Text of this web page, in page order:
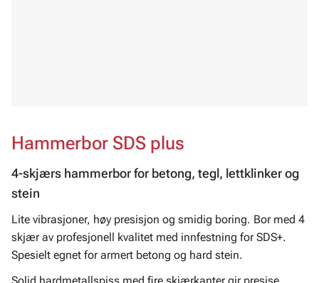
Hammerbor SDS plus
4-skjærs hammerbor for betong, tegl, lettklinker og
stein
Lite vibrasjoner, høy presisjon og smidig boring. Bor med 4
skjær av profesjonell kvalitet med innfestning for SDS+.
Spesielt egnet for armert betong og hard stein.